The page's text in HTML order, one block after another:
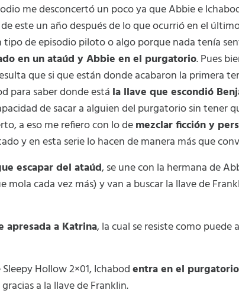
me desconcertó un poco ya que Abbie e
este un año después de lo que ocurrió en el
de episodio piloto o algo porque nada tenía
en un ataúd y Abbie en el purgatorio. Pues
que si que están donde acabaron la primera
para saber donde está la llave que escondió
de sacar a alguien del purgatorio sin tener
a eso me refiero con lo demezclar ficción y
y en esta serie lo hacen de manera más que
escapar del ataúd, se une con la hermana de
cada vez más) y van a buscar la llave de
apresada a Katrina, la cual se resiste como puede
Hollow 2×01, Ichabodentra en el
a la llave de Franklin.